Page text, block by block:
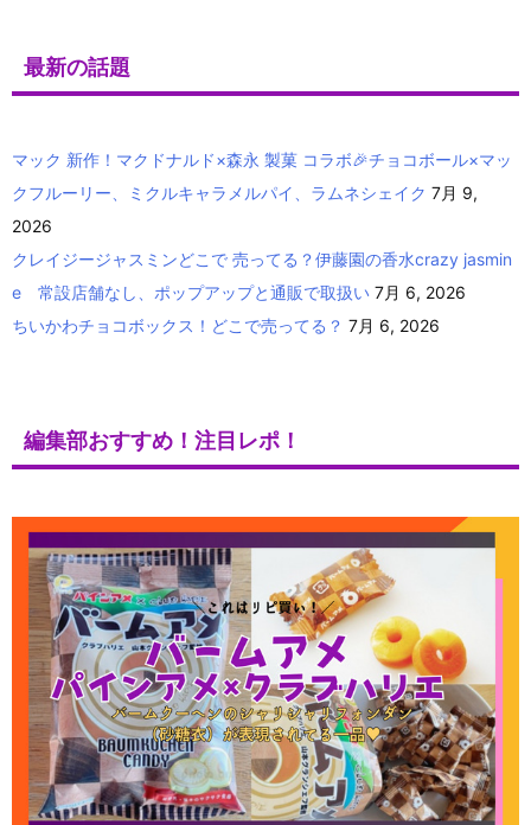
最新の話題
マック 新作！マクドナルド×森永 製菓 コラボ🎉チョコボール×マッ
クフルーリー、ミクルキャラメルパイ、ラムネシェイク 7月 9,
2026
クレイジージャスミンどこで 売ってる？伊藤園の香水crazy jasmin
e 常設店舗なし、ポップアップと通販で取扱い 7月 6, 2026
ちいかわチョコボックス！どこで売ってる？ 7月 6, 2026
編集部おすすめ！注目レポ！